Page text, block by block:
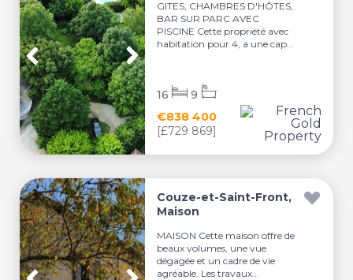
GITES, CHAMBRES D'HÔTES,
BAR SUR PARC AVEC
PISCINE Cette propriété avec
habitation pour 4, a une cap...
€838 400
[£729 869]
16 9
Couze-et-Saint-Front,
Maison
MAISON Cette maison offre de
beaux volumes, une vue
dégagée et un cadre de vie
agréable. Les travaux...